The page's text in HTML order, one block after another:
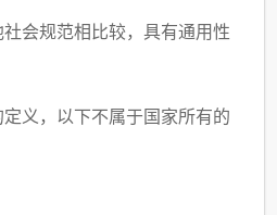
会规范相比较，具有通用性
义，以下不属于国家所有的